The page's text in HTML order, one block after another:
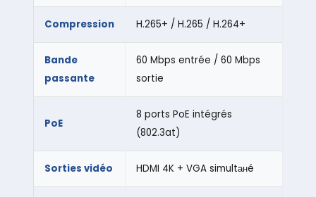
Compression H.265+ / H.265 / H.264+
Bande
passante
60 Mbps entrée / 60 Mbps
sortie
PoE
8 ports PoE intégrés
(802.3at)
Sorties vidéo HDMI 4K + VGA simultанé